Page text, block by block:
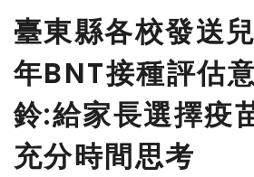
臺東縣各校發送
年BNT接種評估
鈴:給家長選擇疫
充分時間思考